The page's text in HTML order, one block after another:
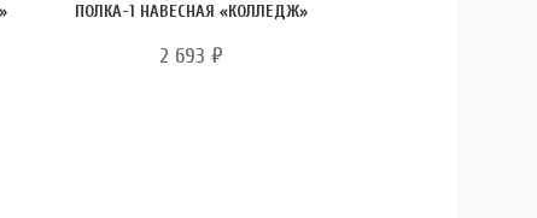
ПОЛКА-1 НАВЕСНАЯ «КОЛЛЕДЖ»
2 693₽